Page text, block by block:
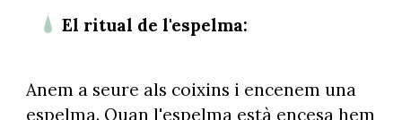
El ritual de l'espelma:
Anem a seure als coixins i encenem una
espelma. Quan l'espelma està encesa hem